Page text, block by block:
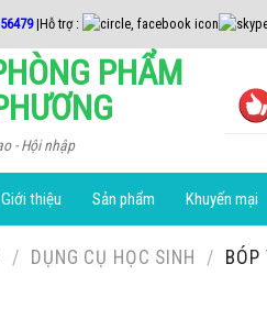
|Hỗ trợ :
- Hội nhập
Giới thiệu Sản phẩm Khuyến mại
/ DỤNG CỤ HỌC SINH / BÓP